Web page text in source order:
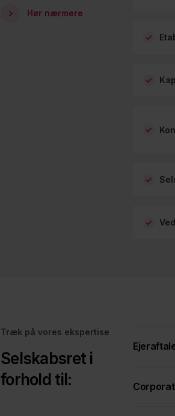
Hør nærmere
Træk på vores ekspertise
Selskabsret i
forhold til: